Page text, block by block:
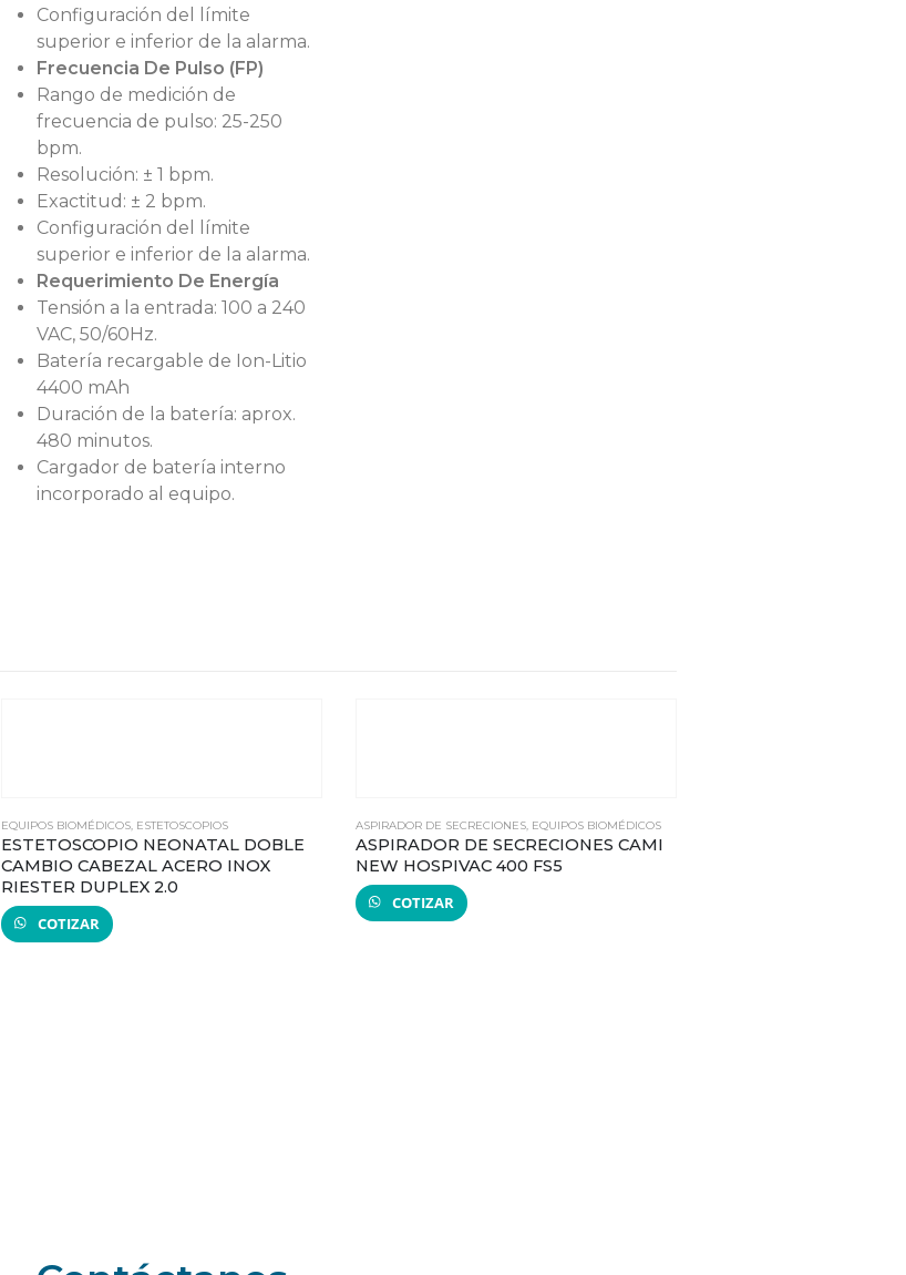
Configuración del límite
superior e inferior de la alarma.
Frecuencia De Pulso (FP)
Rango de medición de
frecuencia de pulso: 25-250
bpm.
Resolución: ± 1 bpm.
Exactitud: ± 2 bpm.
Configuración del límite
superior e inferior de la alarma.
Requerimiento De Energía
Tensión a la entrada: 100 a 240
VAC, 50/60Hz.
Batería recargable de Ion-Litio
4400 mAh
Duración de la batería: aprox.
480 minutos.
Cargador de batería interno
incorporado al equipo.
EQUIPOS BIOMÉDICOS, ESTETOSCOPIOS
ESTETOSCOPIO NEONATAL DOBLE
CAMBIO CABEZAL ACERO INOX
RIESTER DUPLEX 2.0
COTIZAR
ASPIRADOR DE SECRECIONES, EQUIPOS BIOMÉDICOS
ASPIRADOR DE SECRECIONES CAMI
NEW HOSPIVAC 400 FS5
COTIZAR